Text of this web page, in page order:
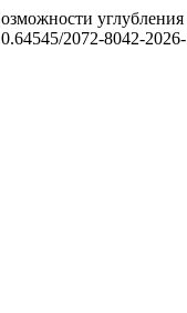
углубления
2072-8042-